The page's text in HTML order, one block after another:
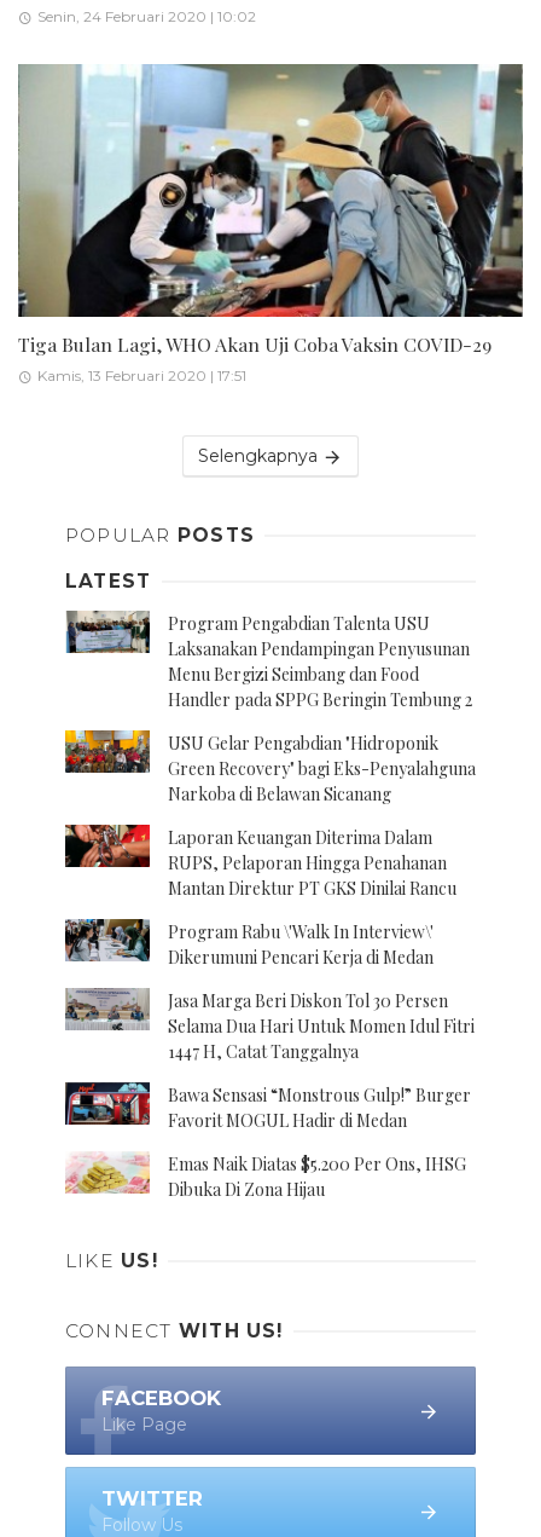
Senin, 24 Februari 2020 | 10:02
Tiga Bulan Lagi, WHO Akan Uji Coba Vaksin COVID-29
Kamis, 13 Februari 2020 | 17:51
Selengkapnya
POPULAR POSTS
LATEST
Program Pengabdian Talenta USU
Laksanakan Pendampingan Penyusunan
Menu Bergizi Seimbang dan Food
Handler pada SPPG Beringin Tembung 2
USU Gelar Pengabdian "Hidroponik
Green Recovery" bagi Eks-Penyalahguna
Narkoba di Belawan Sicanang
Laporan Keuangan Diterima Dalam
RUPS, Pelaporan Hingga Penahanan
Mantan Direktur PT GKS Dinilai Rancu
Program Rabu \'Walk In Interview\'
Dikerumuni Pencari Kerja di Medan
Jasa Marga Beri Diskon Tol 30 Persen
Selama Dua Hari Untuk Momen Idul Fitri
1447 H, Catat Tanggalnya
Bawa Sensasi “Monstrous Gulp!” Burger
Favorit MOGUL Hadir di Medan
Emas Naik Diatas $5.200 Per Ons, IHSG
Dibuka Di Zona Hijau
LIKE US!
CONNECT WITH US!
FACEBOOK
Like Page
TWITTER
Follow Us